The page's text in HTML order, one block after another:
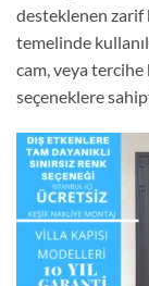
desteklenen zarif
temelinde
cam, veya
seçeneklere